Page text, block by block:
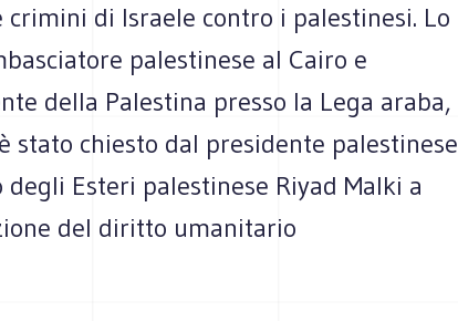
di Israele contro i palestinesi. Lo
palestinese al Cairo e
della Palestina presso la Lega araba,
stato chiesto dal presidente palestinese
Esteri palestinese Riyad Malki a
del diritto umanitario